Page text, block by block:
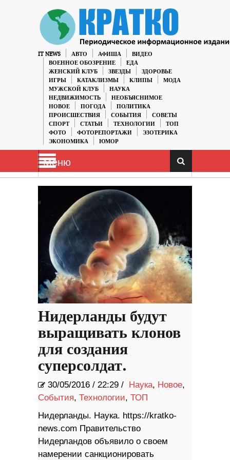
IT NEWS АВТО АФИША
ВИДЕО
ВОЕННОЕ ОБОЗРЕНИЕ
ЕДА
ЖЕНСКИЙ КЛУБ
ЗВЕЗДЫ
ЗДОРОВЬЕ
ИГРЫ
КАТАКЛИЗМЫ КЛИПЫ
МОДА
МУЖСКОЙ КЛУБ
НАУКА
НЕДВИЖИМОСТЬ
НЕОБЪЯСНИМОЕ
НОВОЕ
ПОГОДА
ПОЛИТИКА
ПРОИСШЕСТВИЯ
СОБЫТИЯ
СОВЕТЫ
СПОРТ
СТАТЬИ ТЕХНОЛОГИИ
ТОП
ФОТО
ФОТОРЕПОРТАЖИ
ЭЗОТЕРИКА
ЭКОНОМИКА
ЮМОР
Меню
Нидерланды будут
выращивать клонов
для создания
суперсолдат.
30/05/2016 / 22:29 / Наука, Новое,
События, Технологии, ТОП
Нидерланды. Наука. https://kratko-
news.com Правительство
Нидерландов объявило о своем
намерении санкционировать